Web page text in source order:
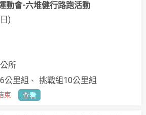
)
動會-六堆健行路跑活動
所
公里組
挑戰組10公里組
束 查看